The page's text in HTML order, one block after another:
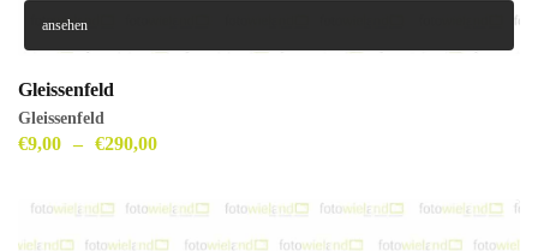
ansehen
Gleissenfeld
Gleissenfeld
€9,00 – €290,00